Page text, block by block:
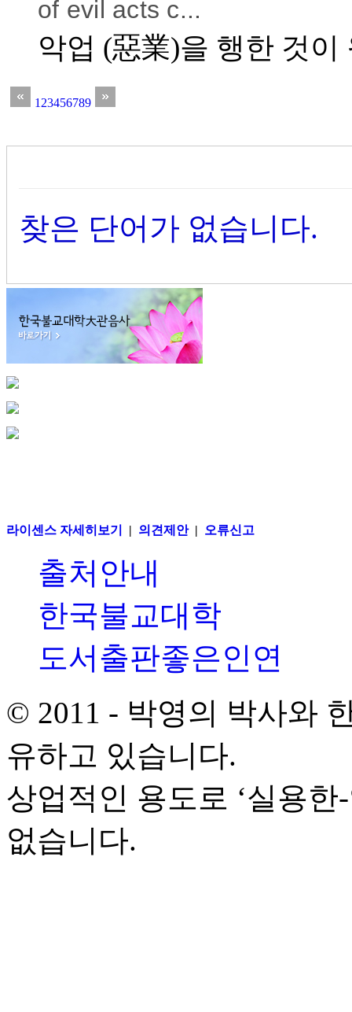
of evil acts c...
악업 (惡業)을 행한 것
1 23456789
찾은 단어가 없습니다.
라이센스 자세히보기 | 의견제안| 오류신고
출처안내
한국불교대학
도서출판좋은인연
© 2011 - 박영의 박사와
유하고 있습니다.
상업적인 용도로 ‘실용
없습니다.